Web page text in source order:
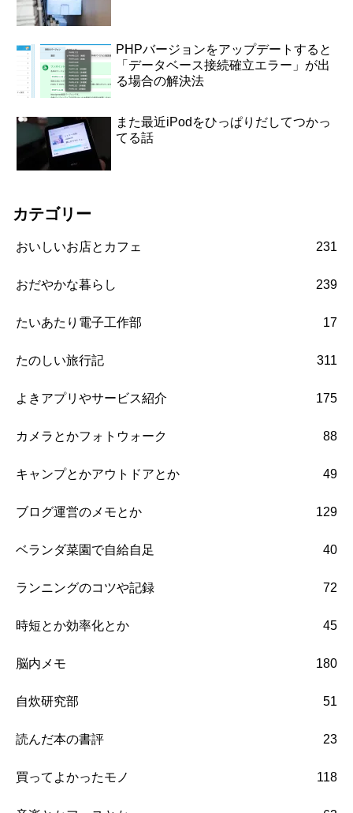
PHPバージョンをアップデートすると
「データベース接続確立エラー」が出
る場合の解決法
また最近iPodをひっぱりだしてつかっ
てる話
カテゴリー
おいしいお店とカフェ 231
おだやかな暮らし 239
たいあたり電子工作部 17
たのしい旅行記 311
よきアプリやサービス紹介 175
カメラとかフォトウォーク 88
キャンプとかアウトドアとか 49
ブログ運営のメモとか 129
ベランダ菜園で自給自足 40
ランニングのコツや記録 72
時短とか効率化とか 45
脳内メモ 180
自炊研究部 51
読んだ本の書評 23
買ってよかったモノ 118